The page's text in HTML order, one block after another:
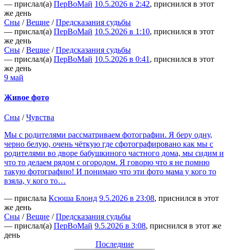
— прислал(а) ПерВоМай 10.5.2026 в 2:42, приснился в этот
же день
Сны /Вещие /Предсказания судьбы
— прислал(а) ПерВоМай 10.5.2026 в 1:10, приснился в этот
же день
Сны /Вещие /Предсказания судьбы
— прислал(а) ПерВоМай 10.5.2026 в 0:41 , приснился в этот
же день
9 май
Живое фото
Сны /Чувства
Мы с родителями рассматриваем фотографии. Я беру одну,
черно белую, очень чёткую где сфотографировано как мы с
родителями во дворе бабушкиного частного дома, мы сидим и
что то делаем рядом с огородом. Я говорю что я не помню
такую фотографию! И понимаю что эти фото мама у кого то
взяла, у кого то…
— прислала Ксюша Блонд 9.5.2026 в 23:08, приснился в этот
же день
Сны /Вещие /Предсказания судьбы
— прислал(а) ПерВоМай 9.5.2026 в 3:08, приснился в этот же
день
Последние